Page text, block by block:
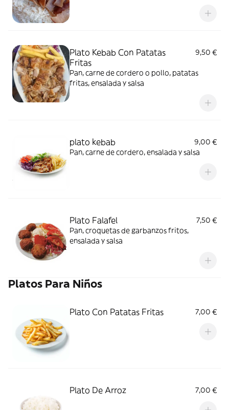
Plato Kebab Con Patatas
Fritas
9,50 €
Pan, carne de cordero o pollo, patatas
fritas, ensalada y salsa
plato kebab
9,00 €
Pan, carne de cordero, ensalada y salsa
Plato Falafel
7,50 €
Pan, croquetas de garbanzos fritos,
ensalada y salsa
Platos Para Niños
Plato Con Patatas Fritas 7,00 €
Plato De Arroz 7,00 €